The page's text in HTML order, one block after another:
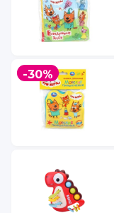
-30%